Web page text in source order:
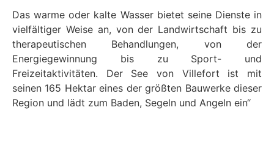
Das warme oder kalte Wasser bietet seine Dienste in
vielfältiger Weise an, von der Landwirtschaft bis zu
therapeutischen Behandlungen, von der
Energiegewinnung bis zu Sport- und
Freizeitaktivitäten. Der See von Villefort ist mit
seinen 165 Hektar eines der größten Bauwerke dieser
Region und lädt zum Baden, Segeln und Angeln ein“